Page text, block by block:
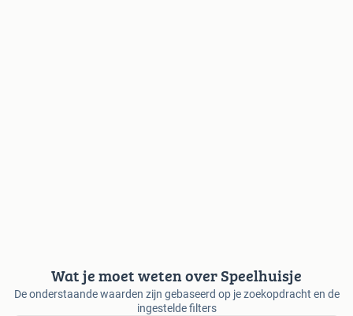
Wat je moet weten over Speelhuisje
De onderstaande waarden zijn gebaseerd op je zoekopdracht en de
ingestelde filters